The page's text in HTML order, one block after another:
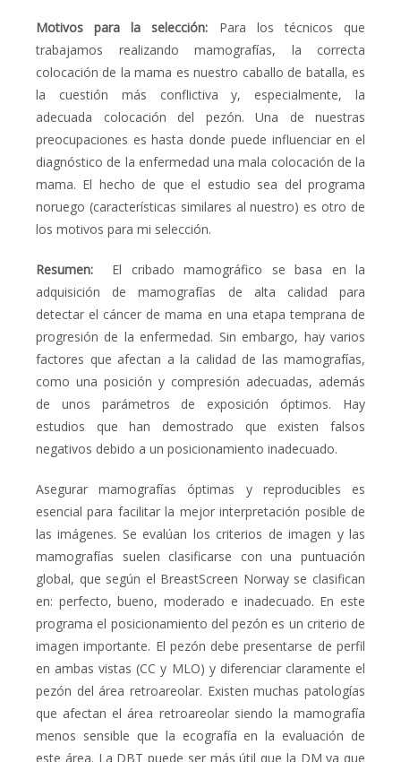
Motivos para la selección:
Para los técnicos que
trabajamos realizando mamografías, la correcta
colocación de la mama es nuestro caballo de batalla, es
la cuestión más conflictiva y, especialmente, la
adecuada colocación del pezón. Una de nuestras
preocupaciones es hasta donde puede influenciar en el
diagnóstico de la enfermedad una mala colocación de la
mama. El hecho de que el estudio sea del programa
noruego (características similares al nuestro) es otro de
los motivos para mi selección.
Resumen:
El cribado mamográfico se basa en la
adquisición de mamografías de alta calidad para
detectar el cáncer de mama en una etapa temprana de
progresión de la enfermedad. Sin embargo, hay varios
factores que afectan a la calidad de las mamografías,
como una posición y compresión adecuadas, además
de unos parámetros de exposición óptimos. Hay
estudios que han demostrado que existen falsos
negativos debido a un posicionamiento inadecuado.
Asegurar mamografías óptimas y reproducibles es
esencial para facilitar la mejor interpretación posible de
las imágenes. Se evalúan los criterios de imagen y las
mamografías suelen clasificarse con una puntuación
global, que según el BreastScreen Norwayse clasifican
en: perfecto, bueno, moderado e inadecuado. En este
programa el posicionamiento del pezón es un criterio de
imagen importante. El pezón debe presentarse de perfil
en ambas vistas (CC y MLO) y diferenciar claramente el
pezón del área retroareolar. Existen muchas patologías
que afectan el área retroareolar siendo la mamografía
menos sensible que la ecografía en la evaluación de
este área. La DBT puede ser más útil que la DM ya que